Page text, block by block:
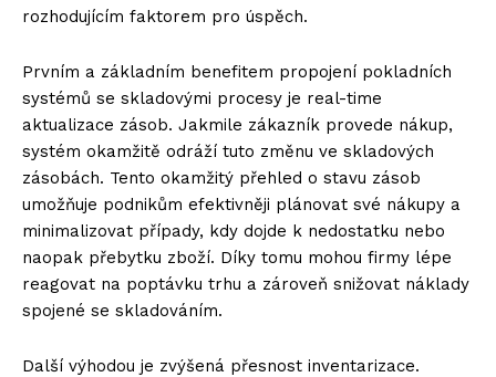
rozhodujícím faktorem pro úspěch.
Prvním a základním benefitem propojení pokladních
systémů se skladovými procesy je real-time
aktualizace zásob. Jakmile zákazník provede nákup,
systém okamžitě odráží tuto změnu ve skladových
zásobách. Tento okamžitý přehled o stavu zásob
umožňuje podnikům efektivněji plánovat své nákupy a
minimalizovat případy, kdy dojde k nedostatku nebo
naopak přebytku zboží. Díky tomu mohou firmy lépe
reagovat na poptávku trhu a zároveň snižovat náklady
spojené se skladováním.
Další výhodou je zvýšená přesnost inventarizace.